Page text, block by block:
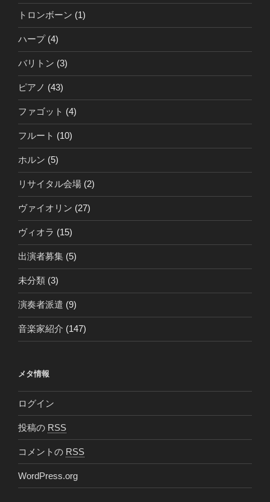
トロンボーン (1)
ハープ(4)
バリトン (3)
ピアノ (43)
ファゴット (4)
フルート (10)
ホルン (5)
リサイタル会場 (2)
ヴァイオリン (27)
ヴィオラ (15)
出演者募集 (5)
未分類 (3)
演奏者派遣 (9)
音楽家紹介 (147)
メタ情報
ログイン
投稿の RSS
コメントの RSS
WordPress.org